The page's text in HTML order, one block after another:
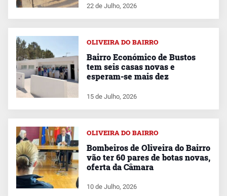
22 de Julho, 2026
OLIVEIRA DO BAIRRO
Bairro Económico de Bustos
tem seis casas novas e
esperam-se mais dez
15 de Julho, 2026
OLIVEIRA DO BAIRRO
Bombeiros de Oliveira do Bairro
vão ter 60 pares de botas novas,
oferta da Câmara
10 de Julho, 2026